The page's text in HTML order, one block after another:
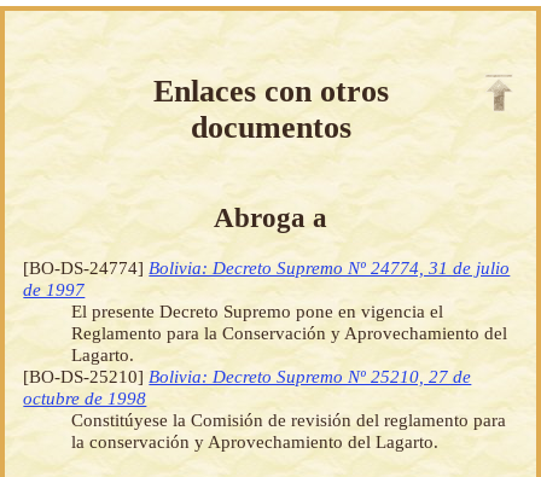
Enlaces con otros
documentos
Abroga a
[BO-DS-24774] Bolivia: Decreto Supremo Nº 24774, 31 de julio
de 1997
El presente Decreto Supremo pone en vigencia el
Reglamento para la Conservación y Aprovechamiento del
Lagarto.
[BO-DS-25210] Bolivia: Decreto Supremo Nº 25210, 27 de
octubre de 1998
Constitúyese la Comisión de revisión del reglamento para
la conservación y Aprovechamiento del Lagarto.